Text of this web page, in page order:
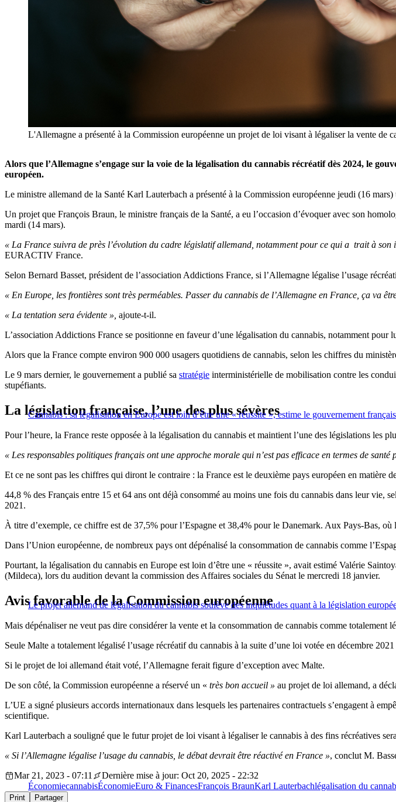
L'Allemagne a présenté à la Commission européenne un projet de loi visant à légaliser la vente de
Alors que l’Allemagne s’engage sur la voie de la légalisation du cannabis récréatif dès 2024, le
européen.
Le ministre allemand de la Santé Karl Lauterbach a présenté à la Commission européenne jeudi (16
Un projet que François Braun, le ministre français de la Santé, a eu l’occasion d’évoquer avec son
mardi (14 mars).
« La France suivra de près l’évolution du cadre législatif allemand, notamment pour ce qui a trait à son
EURACTIV France.
Selon Bernard Basset, président de l’association Addictions France, si l’Allemagne légalise l’usage
« En Europe, les frontières sont très perméables. Passer du cannabis de l’Allemagne en France, ça va
« La tentation sera évidente », ajoute-t-il.
L’association Addictions France se positionne en faveur d’une légalisation du cannabis, notamment pour
Alors que la France compte environ 900 000 usagers quotidiens de cannabis, selon les chiffres du
Le 9 mars dernier, le gouvernement a publié sa stratégie interministérielle de mobilisation contre les
stupéfiants.
Cannabis : sa légalisation en Europe est loin d’être une « réussite », estime le gouvernement français
La législation française, l’une des plus sévères
Pour l’heure, la France reste opposée à la légalisation du cannabis et maintient l’une des législations les
« Les responsables politiques français ont une approche morale qui n’est pas efficace en termes de santé
Et ce ne sont pas les chiffres qui diront le contraire : la France est le deuxième pays européen en matière
44,8 % des Français entre 15 et 64 ans ont déjà consommé au moins une fois du cannabis dans leur vie,
2021.
À titre d’exemple, ce chiffre est de 37,5% pour l’Espagne et 38,4% pour le Danemark. Aux Pays-Bas,
Dans l’Union européenne, de nombreux pays ont dépénalisé la consommation de cannabis comme
Pourtant, la légalisation du cannabis en Europe est loin d’être une « réussite », avait estimé Valérie
(Mildeca), lors du audition devant la commission des Affaires sociales du Sénat le mercredi 18 janvier.
Le projet allemand de légalisation du cannabis soulève des inquiétudes quant à la législation
Avis favorable de la Commission européenne
Mais dépénaliser ne veut pas dire considérer la vente et la consommation de cannabis comme totalement
Seule Malte a totalement légalisé l’usage récréatif du cannabis à la suite d’une loi votée en décembre
Si le projet de loi allemand était voté, l’Allemagne ferait figure d’exception avec Malte.
De son côté, la Commission européenne a réservé un « très bon accueil » au projet de loi allemand, a
L’UE a signé plusieurs accords internationaux dans lesquels les partenaires contractuels s’engagent à
scientifique.
Karl Lauterbach a souligné que le futur projet de loi visant à légaliser le cannabis à des fins récréatives
« Si l’Allemagne légalise l’usage du cannabis, le débat devrait être réactivé en France », conclut M.
Mar 21, 2023 - 07:11
Dernière mise à jour: Oct 20, 2025 - 22:32
ÉconomiecannabisÉconomieEuro & FinancesFrançois BraunKarl Lauterbachlégalisation du
Print Partager